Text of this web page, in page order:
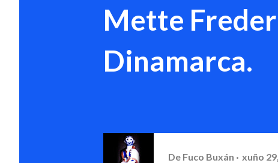
Mette
Dinamarca.
De Fuco Buxán xuño